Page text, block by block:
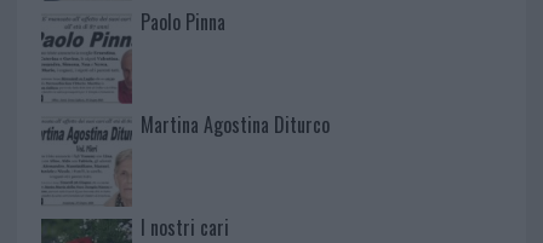
Paolo Pinna
Martina Agostina Diturco
I nostri cari